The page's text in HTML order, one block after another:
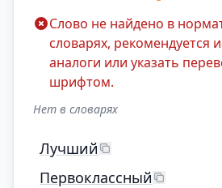
Слово не найдено в
словарях, рекомендуется
аналоги или указать
шрифтом.
Нет в словарях
Лучший
Первоклассный